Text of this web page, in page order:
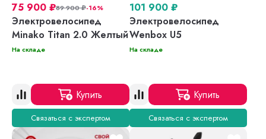
75 900 ₽89 900₽-16%
Электровелосипед
Minako Titan 2.0 Желтый
На складе
Купить
Связаться с экспертом
101 900 ₽
Электровелосипед
Wenbox U5
На складе
Купить
Связаться с экспертом